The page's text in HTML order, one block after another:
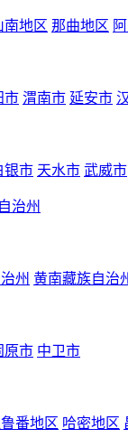
南地区 那曲地区
市 渭南市 延安市
银市 天水市 武威市
治州
州 黄南藏族自治
原市 中卫市
番地区 哈密地区